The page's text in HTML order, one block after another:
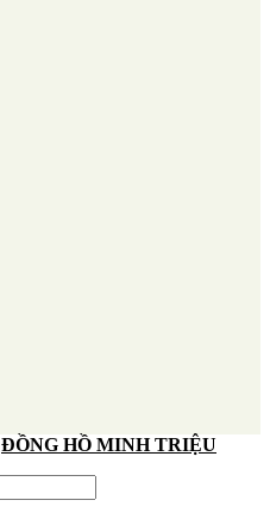
ĐỒNG HỒ MINH TRIỆU